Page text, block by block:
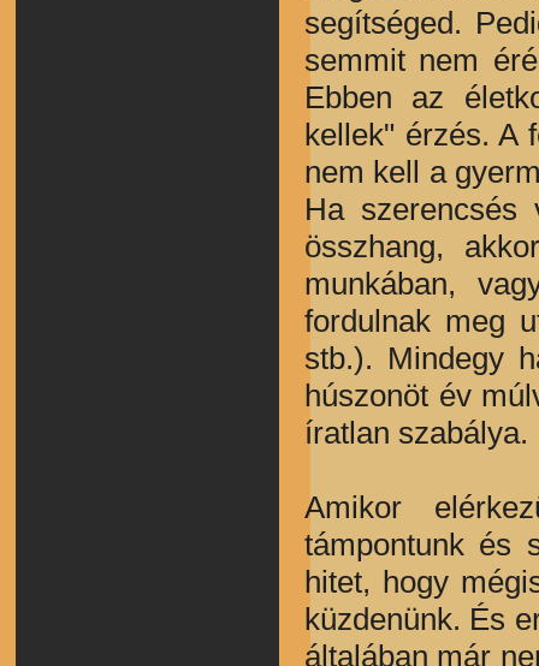
segítséged.
semmit nem
Ebben az
kellek" érzés. A
nem kell a
Ha szerencsés
összhang,
munkában,
fordulnak meg
stb.). Mindegy
húszonöt év
íratlan szabálya.
Amikor
támpontunk és
hitet, hogy
küzdenünk. És
általában már